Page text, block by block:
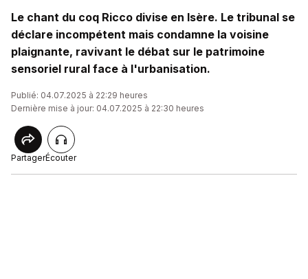
Le chant du coq Ricco divise en Isère. Le tribunal se
déclare incompétent mais condamne la voisine
plaignante, ravivant le débat sur le patrimoine
sensoriel rural face à l'urbanisation.
Publié: 04.07.2025 à 22:29 heures
Dernière mise à jour: 04.07.2025 à 22:30 heures
PartagerÉcouter